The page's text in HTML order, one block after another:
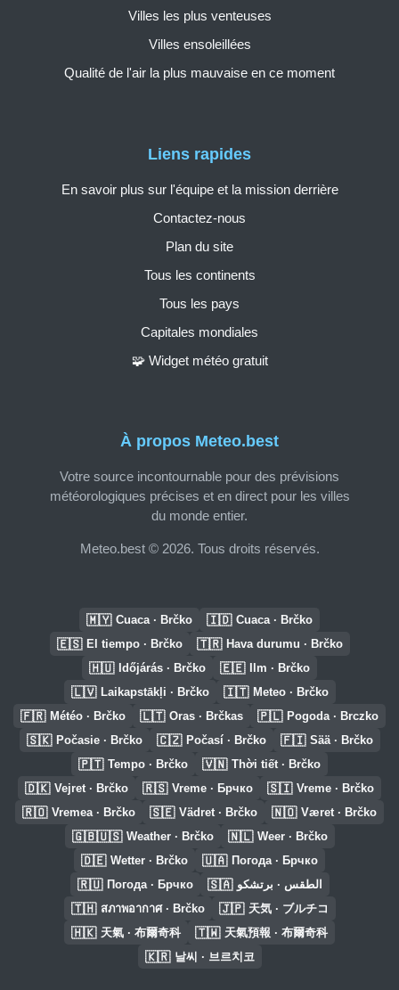
À propos Meteo.best
Votre source incontournable pour des prévisions
météorologiques précises et en direct pour les villes
du monde entier.
Meteo.best © 2026. Tous droits réservés.
Liens rapides
En savoir plus sur l'équipe et la mission derrière
Contactez-nous
Plan du site
Tous les continents
Tous les pays
Capitales mondiales
🧩 Widget météo gratuit
Villes les plus venteuses
Villes ensoleillées
Qualité de l'air la plus mauvaise en ce moment
🇲🇾 Cuaca · Brčko 🇮🇩 Cuaca · Brčko
🇪🇸 El tiempo · Brčko 🇹🇷 Hava durumu · Brčko
🇭🇺 Időjárás · Brčko 🇪🇪 Ilm · Brčko
🇱🇻 Laikapstākļi · Brčko 🇮🇹 Meteo · Brčko
🇫🇷 Météo · Brčko 🇱🇹 Oras · Brčkas 🇵🇱 Pogoda · Brczko
🇸🇰 Počasie · Brčko 🇨🇿 Počasí · Brčko 🇫🇮 Sää · Brčko
🇵🇹 Tempo · Brčko 🇻🇳 Thời tiết · Brčko
🇩🇰 Vejret · Brčko 🇷🇸 Vreme · Брчко 🇸🇮 Vreme · Brčko
🇷🇴 Vremea · Brčko 🇸🇪 Vädret · Brčko 🇳🇴 Været · Brčko
🇬🇧🇺🇸 Weather · Brčko 🇳🇱 Weer · Brčko
🇩🇪 Wetter · Brčko 🇺🇦 Погода · Брчко
🇷🇺 Погода · Брчко 🇸🇦 الطقس · برتشكو
🇹🇭 สภาพอากาศ · Brčko 🇯🇵 天気 · ブルチコ
🇭🇰 天氣 · 布爾奇科 🇹🇼 天氣預報 · 布爾奇科
🇰🇷 날씨 · 브르치코